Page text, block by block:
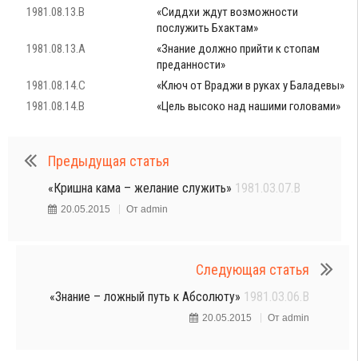
1981.08.13.B
«Сиддхи ждут возможности
послужить Бхактам»
1981.08.13.A
«Знание должно прийти к стопам
преданности»
1981.08.14.C
«Ключ от Враджи в руках у Баладевы»
1981.08.14.B
«Цель высоко над нашими головами»
Предыдущая статья
«Кришна кама – желание служить» 1981.03.07.B
20.05.2015 От admin
Следующая статья
«Знание – ложный путь к Абсолюту» 1981.03.06.B
20.05.2015 От admin